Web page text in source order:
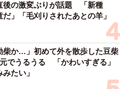
後の激変ぶりが話題 「新種
」「毛刈りされたあとの羊」
柴か…」初めて外を散歩した豆柴
でうるうる 「かわいすぎる」
みたい」